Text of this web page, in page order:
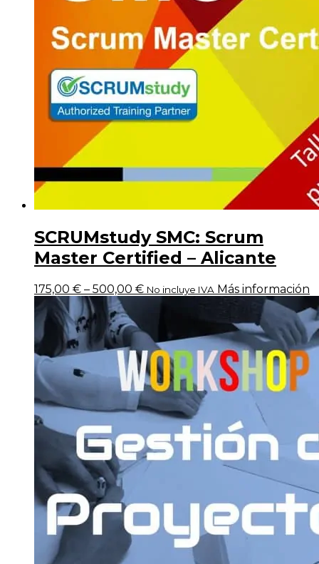
SCRUMstudy SMC: Scrum
Master Certified – Alicante
175,00 € – 500,00 € No incluye IVA Más información